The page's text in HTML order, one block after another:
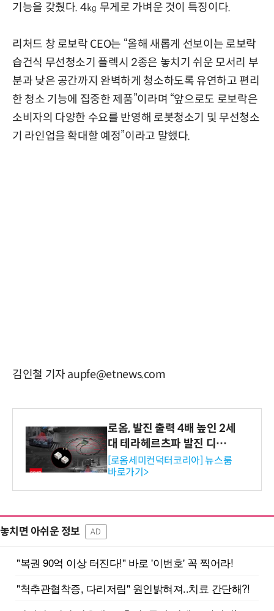
기능을 갖췄다. 4㎏ 무게로 가벼운 것이 특징이다.
리처드 창 로보락 CEO는 “올해 새롭게 선보이는 로보락
습건식 무선청소기 플렉시 2종은 놓치기 쉬운 모서리 부
분과 낮은 공간까지 완벽하게 청소하도록 유연하고 편리
한 청소 기능에 집중한 제품”이라며 “앞으로도 로보락은
소비자의 다양한 수요를 반영해 로봇청소기 및 무선청소
기 라인업을 확대할 예정”이라고 말했다.
김인철 기자 aupfe@etnews.com
로옴, 발진 출력 4배 높인 2세
대 테라헤르츠파 발진 디바이
스 개발
[로옴세미컨덕터코리아] 뉴스룸
바로가기>
놓치면 아쉬운 정보 AD